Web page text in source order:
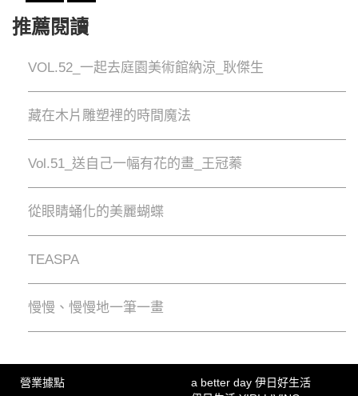
推薦閱讀
VOL.52_一起去庭園美術館納涼_耿傑生
藏在木片雕塑裡的時間魔法
Vol.51_送自己一幅有花的畫_王冠蓁
從眼睛蛹化的美麗蝴蝶
TEASPA
慢慢、慢慢地⼀筆⼀畫
營業據點
a better day 伊日好生活